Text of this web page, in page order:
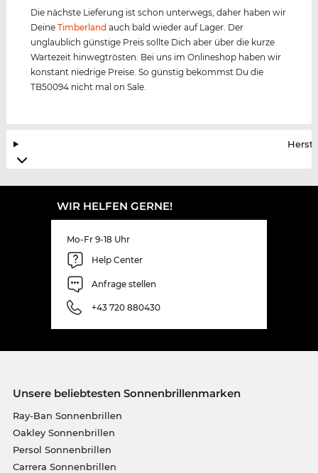
Die nächste Lieferung ist schon unterwegs, daher haben wir
DeineTimberland auch bald wieder auf Lager. Der
unglaublich günstige Preis sollte Dich aber über die kurze
Wartezeit hinwegtrösten. Bei uns im Onlineshop haben wir
konstant niedrige Preise. So günstig bekommst Du die
TB50094 nicht mal on Sale.
WIR HELFEN GERNE!
Mo-Fr 9-18 Uhr
Help Center
Anfrage stellen
+43 720 880430
Unsere beliebtesten Sonnenbrillenmarken
Ray-Ban Sonnenbrillen
Oakley Sonnenbrillen
Persol Sonnenbrillen
Carrera Sonnenbrillen